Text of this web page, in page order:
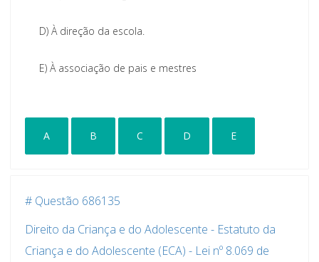
D) À direção da escola.
E) À associação de pais e mestres
A B C D E
# Questão 686135
Direito da Criança e do Adolescente - Estatuto da
Criança e do Adolescente (ECA) - Lei nº 8.069 de